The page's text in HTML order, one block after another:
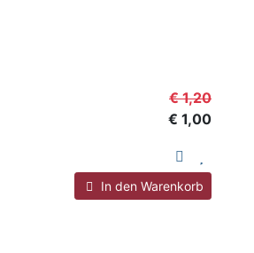
€ 1,20
€ 1,00
In den Warenkorb